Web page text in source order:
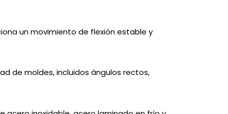
un movimiento de flexión estable y
de moldes, incluidos ángulos rectos,